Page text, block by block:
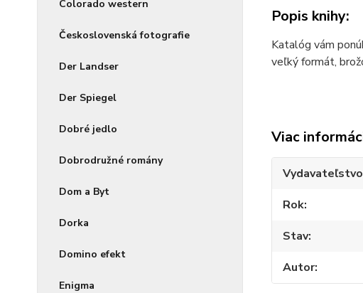
Colorado western
Československá fotografie
Der Landser
Der Spiegel
Dobré jedlo
Dobrodružné romány
Dom a Byt
Dorka
Domino efekt
Enigma
Popis knihy:
Katalóg vám
veľký formát,
Viac
Vydavateľstvo
Rok
Stav
Autor